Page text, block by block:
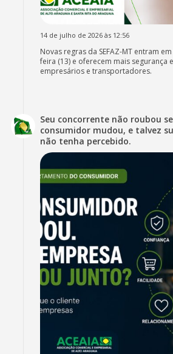
14 de julho de 2026 às 12:56
Novas regras da SEFAZ-MT entram
feira (13) e oferecem mais segurança
empresários e transportadores.
Seu concorrente não roubou
consumidor mudou, e talvez
não tenha percebido.